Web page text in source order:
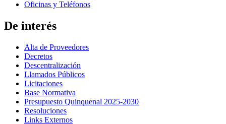
Oficinas y Teléfonos
De interés
Alta de Proveedores
Decretos
Descentralización
Llamados Públicos
Licitaciones
Base Normativa
Presupuesto Quinquenal 2025-2030
Resoluciones
Links Externos